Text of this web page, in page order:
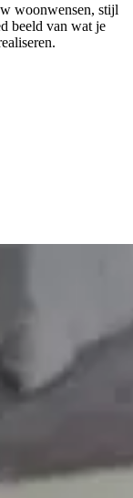
woonwensen, stijl
beeld van wat je